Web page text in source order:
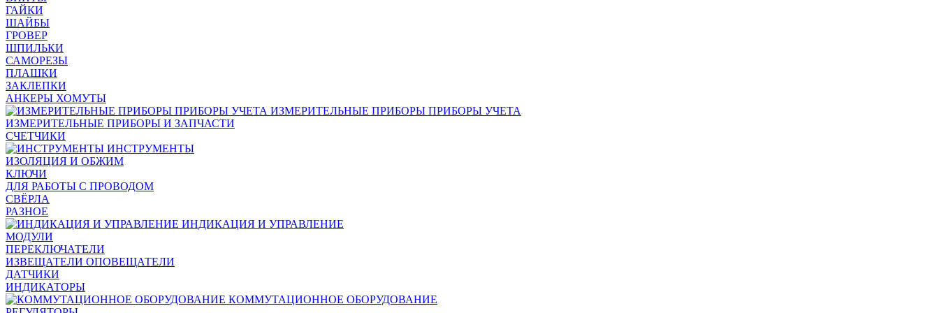
ГАЙКИ
ШАЙБЫ
ГРОВЕР
ШПИЛЬКИ
САМОРЕЗЫ
ПЛАШКИ
ЗАКЛЕПКИ
АНКЕРЫ ХОМУТЫ
ИЗМЕРИТЕЛЬНЫЕ ПРИБОРЫ ПРИБОРЫ УЧЕТА
ИЗМЕРИТЕЛЬНЫЕ ПРИБОРЫ И ЗАПЧАСТИ
СЧЕТЧИКИ
ИНСТРУМЕНТЫ
ИЗОЛЯЦИЯ И ОБЖИМ
КЛЮЧИ
ДЛЯ РАБОТЫ С ПРОВОДОМ
СВЁРЛА
РАЗНОЕ
ИНДИКАЦИЯ И УПРАВЛЕНИЕ
МОДУЛИ
ПЕРЕКЛЮЧАТЕЛИ
ИЗВЕЩАТЕЛИ ОПОВЕЩАТЕЛИ
ДАТЧИКИ
ИНДИКАТОРЫ
КОММУТАЦИОННОЕ ОБОРУДОВАНИЕ